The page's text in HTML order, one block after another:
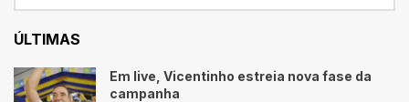
ÚLTIMAS
Em live, Vicentinho estreia nova fase da
campanha